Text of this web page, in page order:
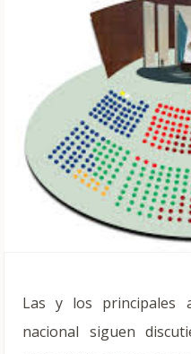
Las y los principales
nacional siguen